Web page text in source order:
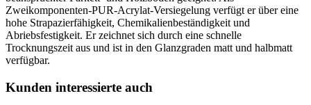
Zweikomponenten-PUR-Acrylat-Versiegelung verfügt er über eine
hohe Strapazierfähigkeit, Chemikalienbeständigkeit und
Abriebsfestigkeit. Er zeichnet sich durch eine schnelle
Trocknungszeit aus und ist in den Glanzgraden matt und halbmatt
verfügbar.
Kunden interessierte auch